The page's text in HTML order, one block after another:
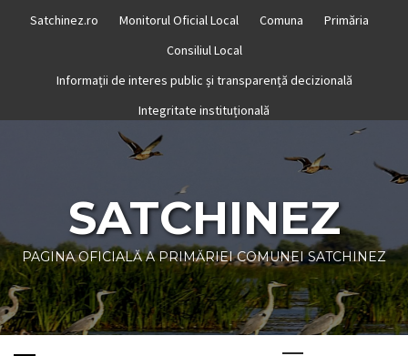
Satchinez.ro Monitorul Oficial Local Comuna
Primăria
Consiliul Local
Informații de interes public și transparență decizională
Integritate instituțională
SATCHINEZ
PAGINA OFICIALĂ A PRIMĂRIEI COMUNEI SATCHINEZ